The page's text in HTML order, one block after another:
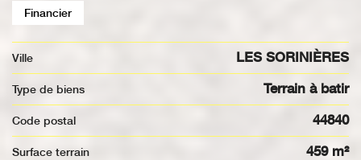
Financier
Ville LES SORINIÈRES
Type de biens Terrain à batir
Code postal 44840
surface terrain 459 m²